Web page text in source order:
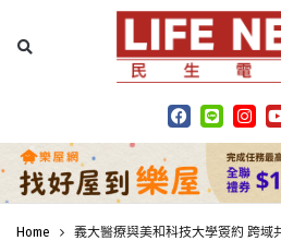
Home 義大醫療與美和科技大學簽約 跨域